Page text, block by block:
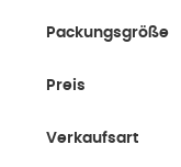
Packungsgröße
Preis
Verkaufsart